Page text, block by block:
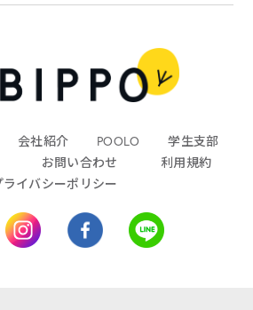
会社紹介 POOLO
学生支部
お問い合わせ
利用規約
ライバシーポリシー